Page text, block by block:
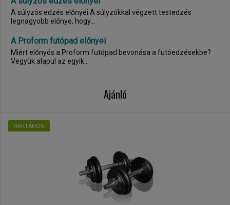
A súlyzós edzés előnyei A súlyzókkal végzett testedzés
legnagyobb előnye, hogy...
A Proform futópad előnyei
Miért előnyös a Proform futópad bevonása a futóedzésekbe?
Vegyük alapul az egyik...
Ajánló
RAKTÁRON